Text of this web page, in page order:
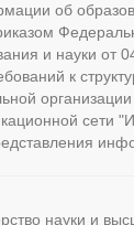
об
и науки от
к
сети
науки и